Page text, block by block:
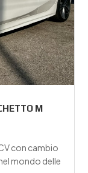
M
con cambio
mondo delle